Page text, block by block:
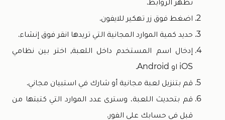
اضغط فوق زر تهكير للايفون.
حديد كمية الموارد المجانية التي تريدها انقر فوق إنشاء.
إدخال اسم المستخدم داخل اللعبة, اختر بين نظامي
iOS او Android.
قم بتنزيل لعبة مجانية أو شارك في استبيان مجاني.
قم بتحديث اللعبة، وسترى عدد الموارد التي كتبتها من
قبل في حسابك على الفور.